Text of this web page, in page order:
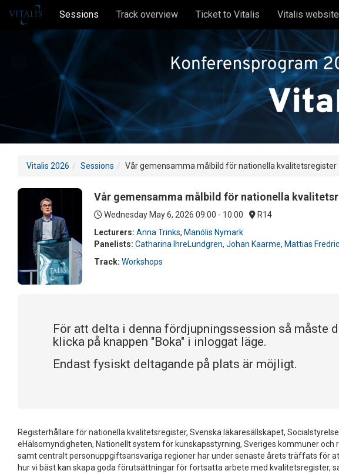
Sessions Track overview Ticket to Vitalis Vitalis website
Vitalis 2026 Sessions Vår gemensamma målbild för nationella kvalitetsregister
Vår gemensamma målbild för nationella
Wednesday May 6, 2026 09:00 - 10:00
R14
Lecturers: Anna Trinks, Manólis Nymark
Panelists: Catharina IhreLundgren, Johan Kaarme, Mattias
Track: Workshops
För att delta i denna fördjupningssession så måste
klicka på knappen "Boka" i inloggat läge.
Endast fysiskt deltagande på plats är möjligt.
Registerhållare för nationella kvalitetsregister, Svenska läkaresällskapet,
eHälsomyndigheten, Nationellt system för kunskapsstyrning, Sveriges kommuner och
samt centralt personuppgiftsansvariga regioner har under senaste årets träffats för
hur vi bäst kan skapa goda förutsättningar för fortsatta arbete med kvalitetsregister,